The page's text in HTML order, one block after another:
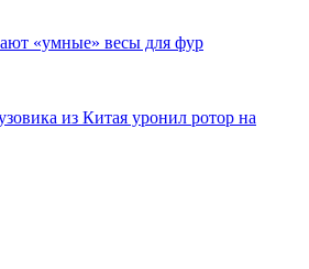
«умные» весы для фур
из Китая уронил ротор на